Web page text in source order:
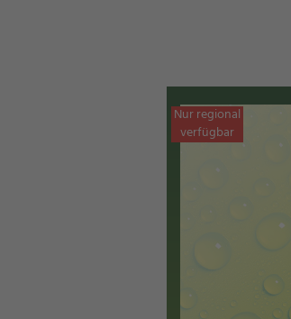
Nur regional
verfügbar